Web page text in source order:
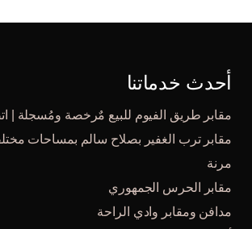
أحدث خدماتنا
مقابر طريق الفيوم للبيع مٌرخصة ومُسجلة |
مقابر ترب الغفير بصلاح سالم بمساحات
مرنة
مقابر الحرس الجمهوري
مدافن ومقابر وادي الراحة